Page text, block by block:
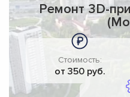
Ремонт 3D-
Стоимость:
от 350 руб.